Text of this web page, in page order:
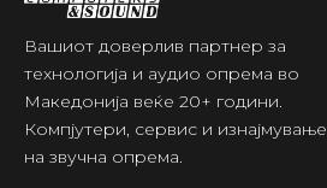
Вашиот доверлив партнер за
технологија и аудио опрема во
Македонија веќе 20+ години.
Компјутери, сервис и изнајмување
на звучна опрема.